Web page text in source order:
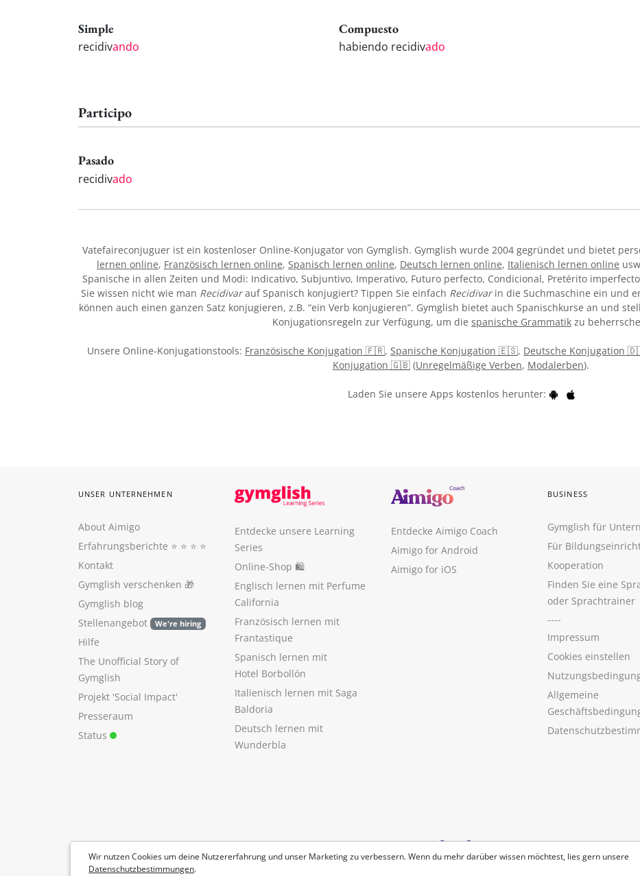
Simple
recidivando
Compuesto
habiendo recidivado
Participo
Pasado
recidivado
Vatefaireconjuguer ist ein kostenloser Online-Konjugator von Gymglish. Gymglish wurde 2004 gegründet und bietet
lernen online, Französisch lernen online, Spanisch lernen online, Deutsch lernen online, Italienisch lernen online
Spanische in allen Zeiten und Modi: Indicativo, Subjuntivo, Imperativo, Futuro perfecto, Condicional, Pretérito
Sie wissen nicht wie man Recidivarauf Spanisch konjugiert? Tippen Sie einfach Recidivarin die Suchmaschine ein und
können auch einen ganzen Satz konjugieren, z.B. “ein Verb konjugieren”. Gymglish bietet auch Spanischkurse an und
Konjugationsregeln zur Verfügung, um die spanische Grammatik zu
Unsere Online-Konjugationstools: Französische Konjugation 🇫🇷, Spanische Konjugation 🇪🇸, Deutsche Konjugation
Konjugation 🇬🇧 (Unregelmäßige Verben, Modalerben).
Laden Sie unsere Apps kostenlos herunter:
Wir nutzen Cookies um deine Nutzererfahrung und unser Marketing zu verbessern. Wenn du mehr darüber wissen möchtest, lies gern unsere
Datenschutzbestimmungen.
UNSER UNTERNEHMEN
About Aimigo
Erfahrungsberichte ⭐️ ⭐️ ⭐️ ⭐️
Kontakt
Gymglish verschenken 🎁
Gymglish blog
Stellenangebot
We're hiring
Hilfe
The Unofficial Story of
Gymglish
Projekt 'Social Impact'
Presseraum
Status
Entdecke unsere Learning
Series
Online-Shop 🛍
Englisch lernen mit Perfume
California
Französisch lernen mit
Frantastique
Spanisch lernen mit
Hotel Borbollón
Italienisch lernen mit Saga
Baldoria
Deutsch lernen mit
Wunderbla
Entdecke Aimigo Coach
Aimigo for Android
Aimigo for iOS
BUSINESS
Gymglish für
Für
Kooperation
Finden Sie eine
oder Sprachtrainer
----
Impressum
Cookies einstellen
Allgemeine